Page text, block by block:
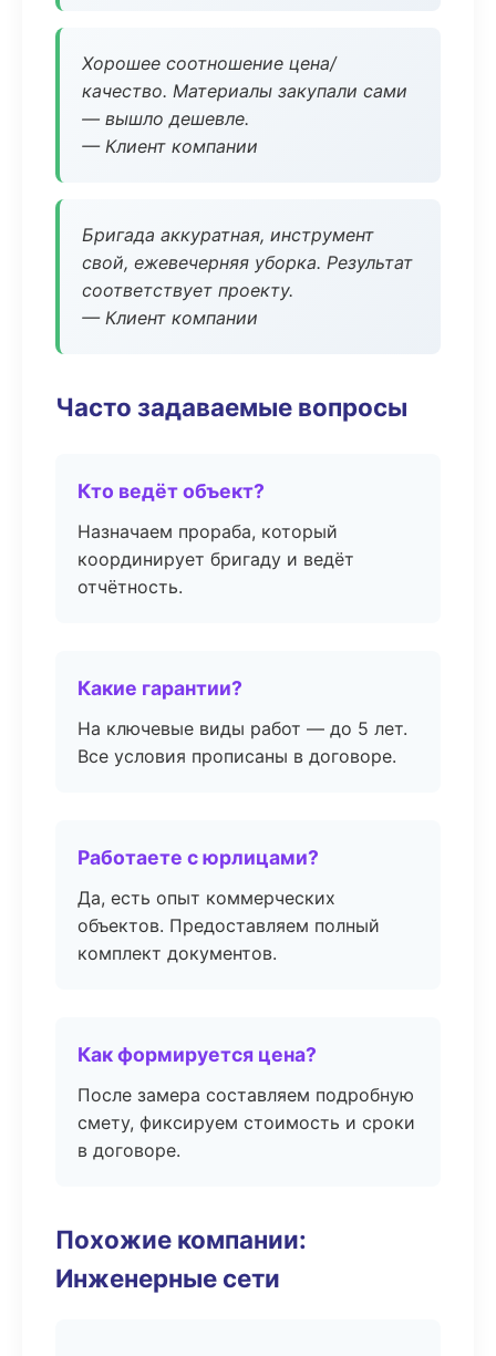
Хорошее соотношение цена/
качество. Материалы закупали сами
— вышло дешевле.
— Клиент компании
Бригада аккуратная, инструмент
свой, ежевечерняя уборка. Результат
соответствует проекту.
— Клиент компании
Часто задаваемые вопросы
Кто ведёт объект?
Назначаем прораба, который
координирует бригаду и ведёт
отчётность.
Какие гарантии?
На ключевые виды работ — до 5 лет.
Все условия прописаны в договоре.
Работаете с юрлицами?
Да, есть опыт коммерческих
объектов. Предоставляем полный
комплект документов.
Как формируется цена?
После замера составляем подробную
смету, фиксируем стоимость и сроки
в договоре.
Похожие компании:
Инженерные сети